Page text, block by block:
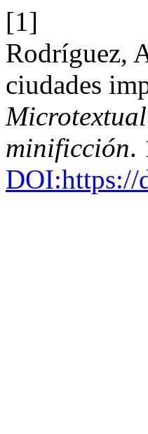
[1]
Rodríguez,
ciudades
minificción.
DOI:https://